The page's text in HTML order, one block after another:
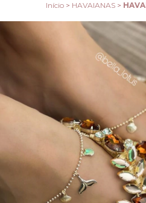
Início > HAVAIANAS >